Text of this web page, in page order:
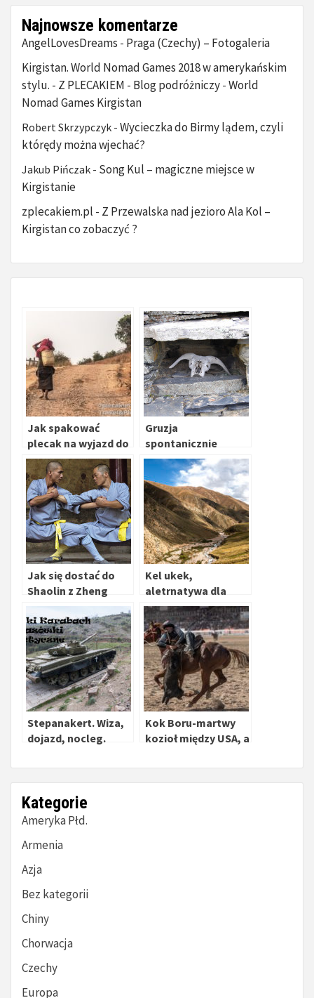
Najnowsze komentarze
AngelLovesDreams - Praga (Czechy) – Fotogaleria
Kirgistan. World Nomad Games 2018 w amerykańskim
stylu. - Z PLECAKIEM - Blog podróżniczy - World
Nomad Games Kirgistan
Robert Skrzypczyk - Wycieczka do Birmy lądem, czyli
którędy można wjechać?
Jakub Pińczak - Song Kul – magiczne miejsce w
Kirgistanie
zplecakiem.pl - Z Przewalska nad jezioro Ala Kol –
Kirgistan co zobaczyć ?
Jak spakować
plecak na wyjazd do
Azji
Gruzja
spontanicznie
Jak się dostać do
Shaolin z Zheng
Zhou (Zhengzhou)
Kel ukek,
aletrnatywa dla
Song Kol – Kirgistan
Stepanakert. Wiza,
dojazd, nocleg.
Kok Boru-martwy
kozioł między USA, a
Kategorie
Ameryka Płd.
Armenia
Azja
Bez kategorii
Chiny
Chorwacja
Czechy
Europa